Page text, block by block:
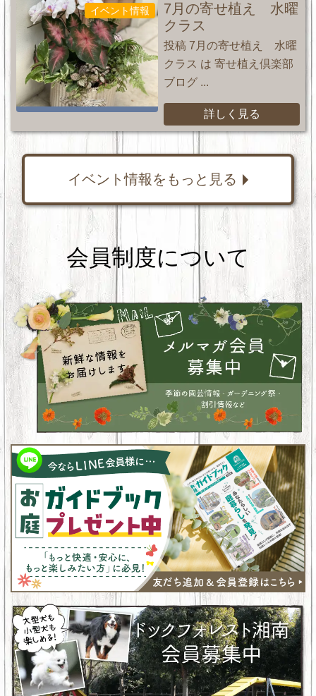
イベント情報
7月の寄せ植え 水曜
クラス
投稿 7月の寄せ植え 水曜
クラス は 寄せ植え倶楽部
ブログ ...
詳しく見る
イベント情報をもっと見る
会員制度について